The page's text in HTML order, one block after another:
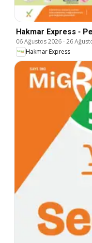
Hakmar Express -
06 Ağustos 2026-26
Hakmar Express